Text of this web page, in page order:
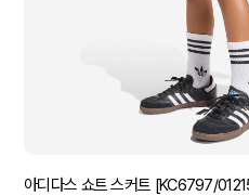
아디다스 쇼트 스커트 [KC6797/